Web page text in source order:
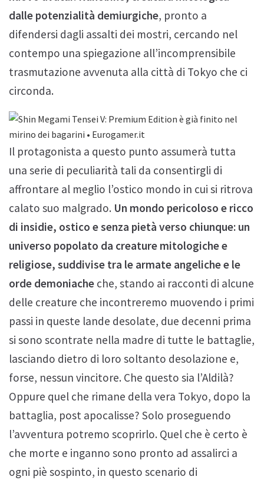
dalle potenzialità demiurgiche, pronto a
difendersi dagli assalti dei mostri, cercando nel
contempo una spiegazione all’incomprensibile
trasmutazione avvenuta alla città di Tokyo che ci
circonda.
Il protagonista a questo punto assumerà tutta
una serie di peculiarità tali da consentirgli di
affrontare al meglio l’ostico mondo in cui si ritrova
calato suo malgrado. Un mondo pericoloso e ricco
di insidie, ostico e senza pietà verso chiunque: un
universo popolato da creature mitologiche e
religiose, suddivise tra le armate angeliche e le
orde demoniache che, stando ai racconti di alcune
delle creature che incontreremo muovendo i primi
passi in queste lande desolate, due decenni prima
si sono scontrate nella madre di tutte le battaglie,
lasciando dietro di loro soltanto desolazione e,
forse, nessun vincitore. Che questo sia l’Aldilà?
Oppure quel che rimane della vera Tokyo, dopo la
battaglia, post apocalisse? Solo proseguendo
l’avventura potremo scoprirlo. Quel che è certo è
che morte e inganno sono pronto ad assalirci a
ogni piè sospinto, in questo scenario di